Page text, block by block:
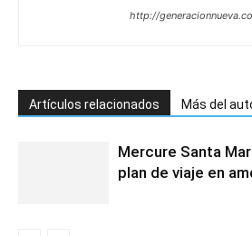
http://
Artículos relacionados Más del
Mercure Santa
plan de viaje en